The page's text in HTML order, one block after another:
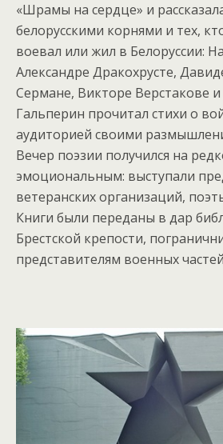
«Шрамы на сердце» и
белорусскими корнями и тех,
воевал или жил в Белоруссии:
Александре Дракохрусте,
Сермане, Викторе Верстакове
Гальперин прочитал стихи о
аудиторией своими
Вечер поэзии получился на
эмоциональным: выступали
ветеранских организаций,
Книги были переданы в дар
Брестской крепости,
представителям военных